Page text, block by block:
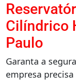
Cilíndrico
Paulo
Garanta a
empresa